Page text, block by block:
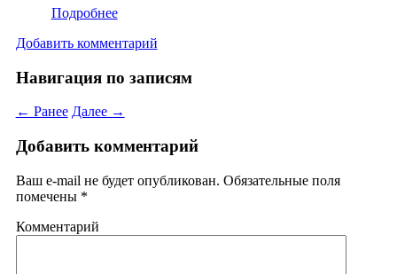
Подробнее
Добавить комментарий
Навигация по записям
← Ранее Далее →
Добавить комментарий
Ваш e-mail не будет опубликован. Обязательные поля
помечены *
Комментарий